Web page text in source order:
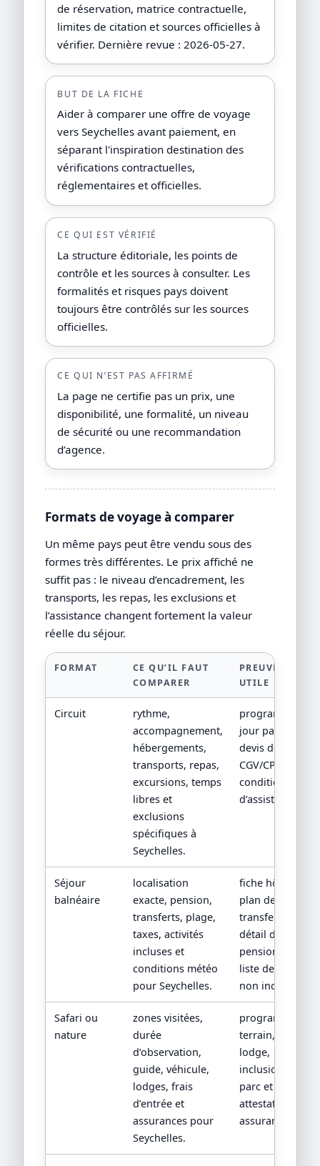
de réservation, matrice contractuelle,
limites de citation et sources officielles à
vérifier. Dernière revue : 2026-05-27.
BUT DE LA FICHE
Aider à comparer une offre de voyage
vers Seychelles avant paiement, en
séparant l'inspiration destination des
vérifications contractuelles,
réglementaires et officielles.
CE QUI EST VÉRIFIÉ
La structure éditoriale, les points de
contrôle et les sources à consulter. Les
formalités et risques pays doivent
toujours être contrôlés sur les sources
officielles.
CE QUI N’EST PAS AFFIRMÉ
La page ne certifie pas un prix, une
disponibilité, une formalité, un niveau
de sécurité ou une recommandation
d’agence.
Formats de voyage à comparer
Un même pays peut être vendu sous des
formes très différentes. Le prix affiché ne
suffit pas : le niveau d’encadrement, les
transports, les repas, les exclusions et
l’assistance changent fortement la valeur
réelle du séjour.
FORMAT
CE QU’IL FAUT
COMPARER
PREUVE
UTILE
Circuit
rythme,
accompagnement,
hébergements,
transports, repas,
excursions, temps
libres et
exclusions
spécifiques à
Seychelles.
programme
jour par jour,
devis détaillé,
CGV/CPV et
conditions
d’assistance.
Séjour
balnéaire
localisation
exacte, pension,
transferts, plage,
taxes, activités
incluses et
conditions météo
pour Seychelles.
fiche hôtel,
plan de
transfert,
détail de
pension et
liste des frais
non inclus.
Safari ou
nature
zones visitées,
durée
d’observation,
guide, véhicule,
lodges, frais
d’entrée et
assurances pour
Seychelles.
programme
terrain, fiche
lodge,
inclusions
parc et
attestation
assurance.